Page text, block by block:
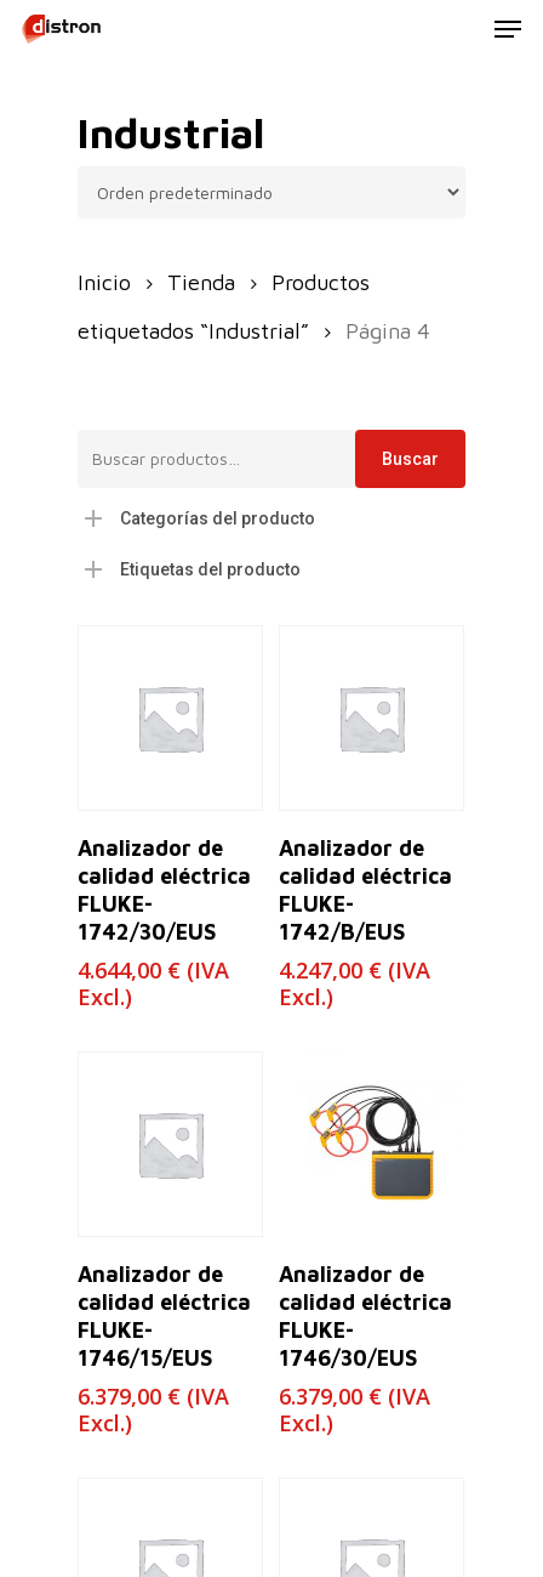
Skip
Industrial
Inicio Tienda
Productos
etiquetados “Industrial”
Página 4
Buscar
Categorías del producto
Etiquetas del producto
Leer Más
Analizador de
calidad eléctrica
FLUKE-
1742/30/EUS
4.644,00 € (IVA
Excl.)
Leer Más
Analizador de
calidad eléctrica
FLUKE-
1742/B/EUS
4.247,00 € (IVA
Excl.)
Leer Más
Analizador de
calidad eléctrica
FLUKE-
1746/15/EUS
6.379,00 € (IVA
Excl.)
Leer Más
Analizador de
calidad eléctrica
FLUKE-
1746/30/EUS
6.379,00 € (IVA
Excl.)